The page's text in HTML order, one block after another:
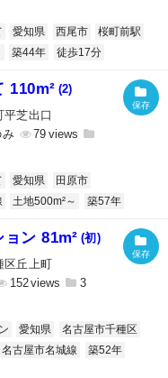
愛知県 西尾市
桜町前駅
築44年 徒歩17分
110m² (2)
平芝出口
み
79
愛知県
田原市
土地500m²～ 築57年
ン 81m² (初)
区丘上町
152 3
愛知県
名古屋市千種区
名古屋市名城線
築52年